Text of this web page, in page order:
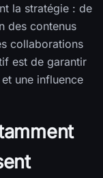
la stratégie : de
des contenus
collaborations
est de garantir
une influence